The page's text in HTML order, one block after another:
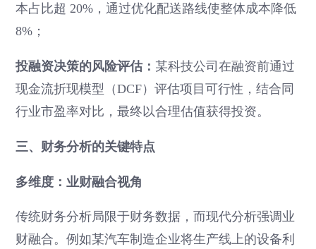
本占比超 20%，通过优化配送路线使整体成本降低
8%；
投融资决策的风险评估： 某科技公司在融资前通过
现金流折现模型（DCF）评估项目可行性，结合同
行业市盈率对比，最终以合理估值获得投资。
三、财务分析的关键特点
多维度：业财融合视角
传统财务分析局限于财务数据，而现代分析强调业
财融合。例如某汽车制造企业将生产线上的设备利